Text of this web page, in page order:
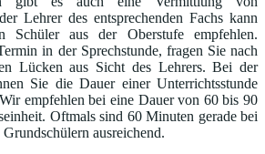
Lehrer des entsprechenden Fachs kann
Schüler aus der Oberstufe empfehlen.
in der Sprechstunde, fragen Sie nach
Lücken aus Sicht des Lehrers. Bei der
Sie die Dauer einer Unterrichtsstunde
empfehlen bei eine Dauer von 60 bis 90
Oftmals sind 60 Minuten gerade bei
ausreichend.